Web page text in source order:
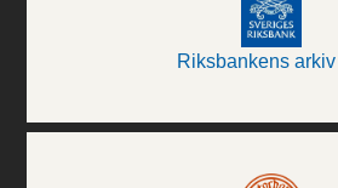
Riksbankens arkiv